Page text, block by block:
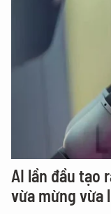
AI lần đầu tạo
vừa mừng vừa